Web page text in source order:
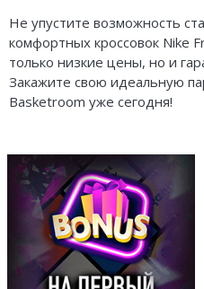
Не упустите возможность
комфортных кроссовок Nike
только низкие цены, но и
Закажите свою идеальную
Basketroom уже сегодня!